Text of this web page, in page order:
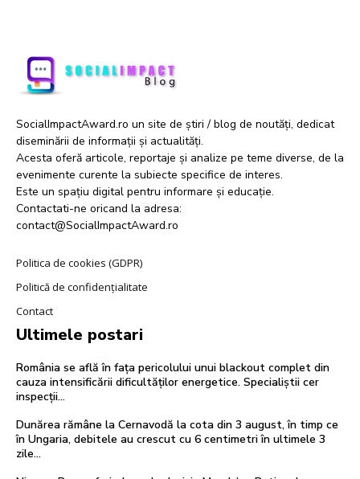
SocialImpactAward.ro un site de știri / blog de noutăți, dedicat
diseminării de informații și actualități.
Acesta oferă articole, reportaje și analize pe teme diverse, de la
evenimente curente la subiecte specifice de interes.
Este un spațiu digital pentru informare și educație.
Contactati-ne oricand la adresa:
contact@SocialImpactAward.ro
Politica de cookies (GDPR)
Politică de confidențialitate
Contact
Ultimele postari
România se află în fața pericolului unui blackout complet din
cauza intensificării dificultăților energetice. Specialiștii cer
inspecții…
Dunărea rămâne la Cernavodă la cota din 3 august, în timp ce
în Ungaria, debitele au crescut cu 6 centimetri în ultimele 3
zile...